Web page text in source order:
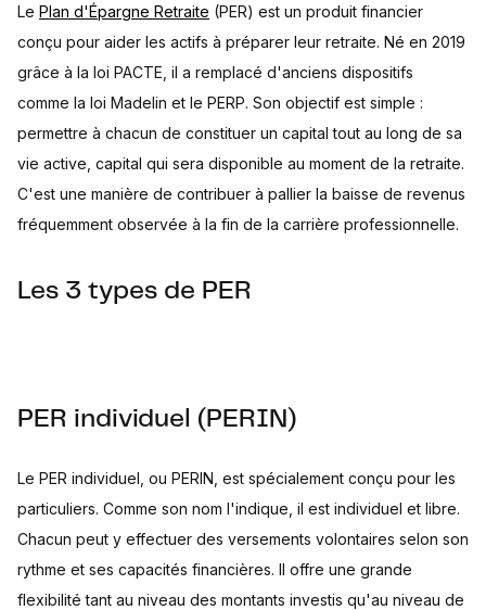
Le Plan d'Épargne Retraite (PER) est un produit financier
conçu pour aider les actifs à préparer leur retraite. Né en 2019
grâce à la loi PACTE, il a remplacé d'anciens dispositifs
comme la loi Madelin et le PERP. Son objectif est simple :
permettre à chacun de constituer un capital tout au long de sa
vie active, capital qui sera disponible au moment de la retraite.
C'est une manière de contribuer à pallier la baisse de revenus
fréquemment observée à la fin de la carrière professionnelle.
Les 3 types de PER
PER individuel (PERIN)
Le PER individuel, ou PERIN, est spécialement conçu pour les
particuliers. Comme son nom l'indique, il est individuel et libre.
Chacun peut y effectuer des versements volontaires selon son
rythme et ses capacités financières. Il offre une grande
flexibilité tant au niveau des montants investis qu'au niveau de